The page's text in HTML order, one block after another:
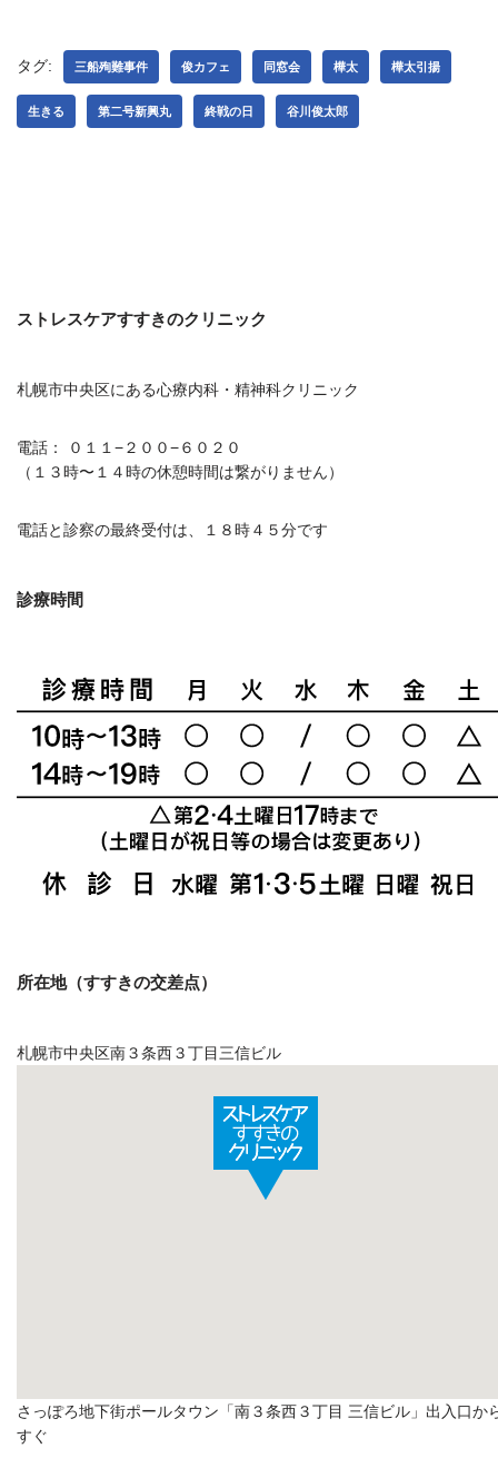
タグ: 三船殉難事件 俊カフェ 同窓会 樺太 樺太引揚
生きる 第二号新興丸 終戦の日 谷川俊太郎
ストレスケアすすきのクリニック
札幌市中央区にある心療内科・精神科クリニック
電話： ０１１−２００−６０２０
（１３時〜１４時の休憩時間は繋がりません）
電話と診察の最終受付は、１８時４５分です
診療時間
所在地（すすきの交差点）
札幌市中央区南３条西３丁目三信ビル
さっぽろ地下街ポールタウン「南３条西３丁目 三信ビル」出入口か
すぐ